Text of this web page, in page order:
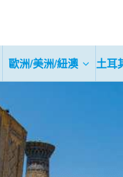
歐洲/美洲/紐澳 土耳